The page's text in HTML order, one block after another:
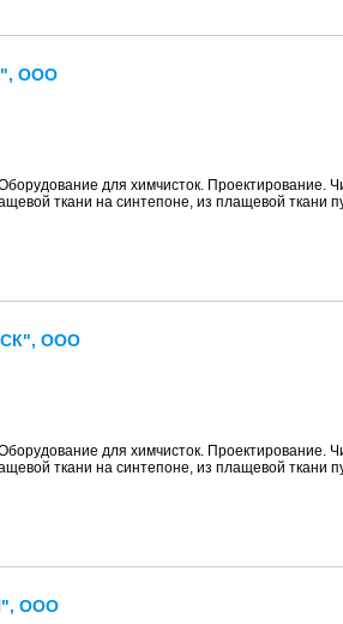
ООО
для химчисток. Проектирование.
ткани на синтепоне, из плащевой ткани
ООО
для химчисток. Проектирование.
ткани на синтепоне, из плащевой ткани
ООО